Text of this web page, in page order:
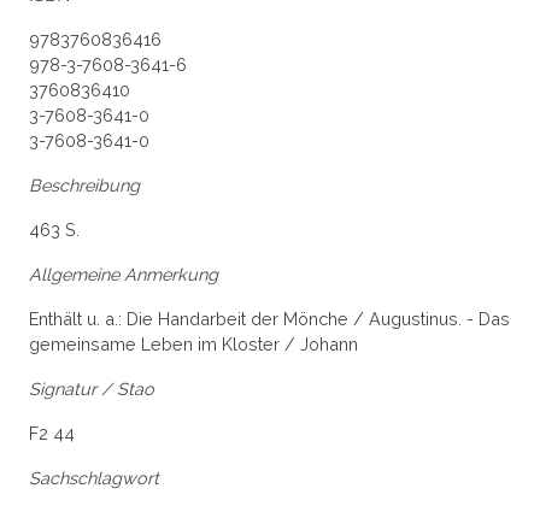
9783760836416
978-3-7608-3641-6
3760836410
3-7608-3641-0
3-7608-3641-0
Beschreibung
463 S.
Allgemeine Anmerkung
Enthält u. a.: Die Handarbeit der Mönche / Augustinus. - Das
gemeinsame Leben im Kloster / Johann
Signatur / Stao
F2 44
Sachschlagwort